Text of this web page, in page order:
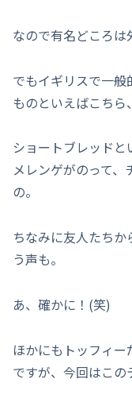
なので有名どころは
でもイギリスで一般
ものといえばこちら
ショートブレッドと
メレンゲがのって、
の。
ちなみに友人たち
う声も。
あ、確かに！(笑)
ほかにもトッフィ
ですが、今回はこの